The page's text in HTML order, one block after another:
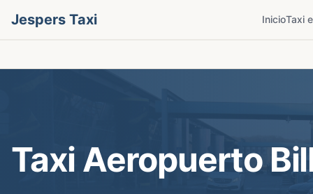
Jespers Taxi InicioTaxi
Taxi Aeropuerto